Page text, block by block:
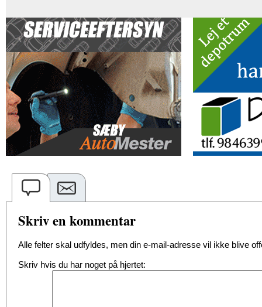
Skriv en kommentar
Alle felter skal udfyldes, men din e-mail-adresse vil ikke blive
Skriv hvis du har noget på hjertet: